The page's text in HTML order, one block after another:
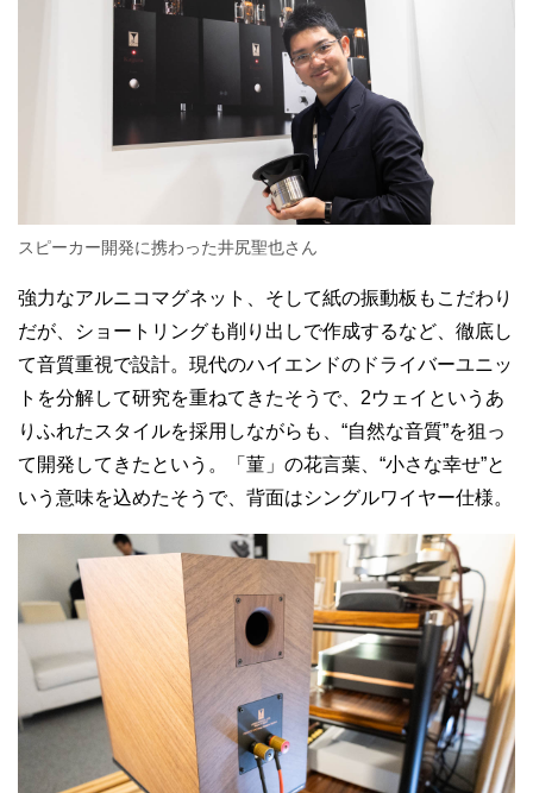
スピーカー開発に携わった井尻聖也さん
強力なアルニコマグネット、そして紙の振動板もこだわり
だが、ショートリングも削り出しで作成するなど、徹底し
て音質重視で設計。現代のハイエンドのドライバーユニッ
トを分解して研究を重ねてきたそうで、2ウェイというあ
りふれたスタイルを採用しながらも、“自然な音質”を狙っ
て開発してきたという。「菫」の花言葉、“小さな幸せ”と
いう意味を込めたそうで、背面はシングルワイヤー仕様。